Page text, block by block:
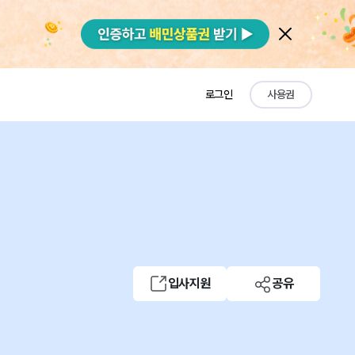
로그인 사용권
입사지원 공유